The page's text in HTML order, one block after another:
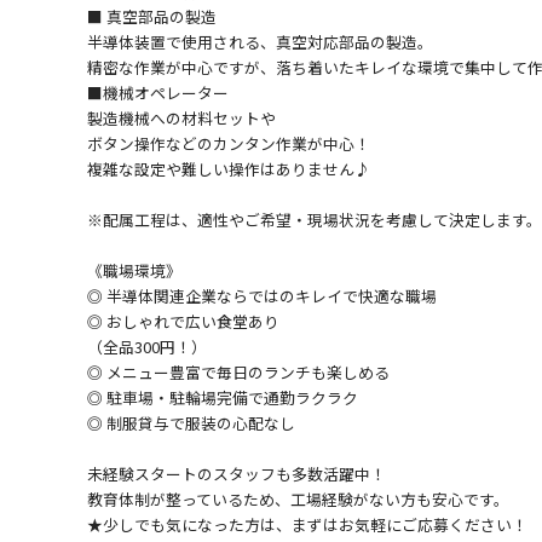
■ 真空部品の製造
半導体装置で使用される、真空対応部品の製造。
精密な作業が中心ですが、落ち着いたキレイな環境で集中して
■機械オペレーター
製造機械への材料セットや
ボタン操作などのカンタン作業が中心！
複雑な設定や難しい操作はありません♪
※配属工程は、適性やご希望・現場状況を考慮して決定します。
《職場環境》
◎ 半導体関連企業ならではのキレイで快適な職場
◎ おしゃれで広い食堂あり
（全品300円！）
◎ メニュー豊富で毎日のランチも楽しめる
◎ 駐車場・駐輪場完備で通勤ラクラク
◎ 制服貸与で服装の心配なし
未経験スタートのスタッフも多数活躍中！
教育体制が整っているため、工場経験がない方も安心です。
★少しでも気になった方は、まずはお気軽にご応募ください！